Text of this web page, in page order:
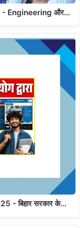
- Engineering और…
- बिहार सरकार के…